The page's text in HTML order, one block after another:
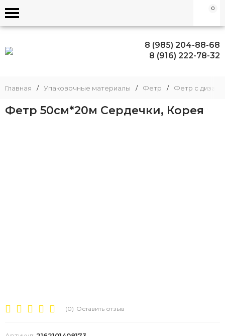
0
8 (985) 204-88-68
8 (916) 222-78-32
Главная / Упаковочные материалы / Фетр / Фетр с
Фетр 50см*20м Сердечки, Корея
(0) Оставить отзыв